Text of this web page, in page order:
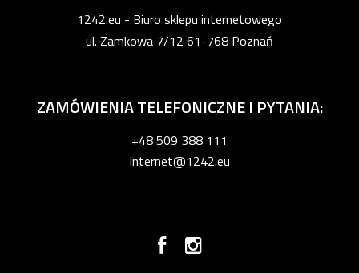
1242.eu - Biuro sklepu internetowego
ul. Zamkowa 7/12 61-768 Poznań
ZAMÓWIENIA TELEFONICZNE I PYTANIA:
+48 509 388 111
internet@1242.eu